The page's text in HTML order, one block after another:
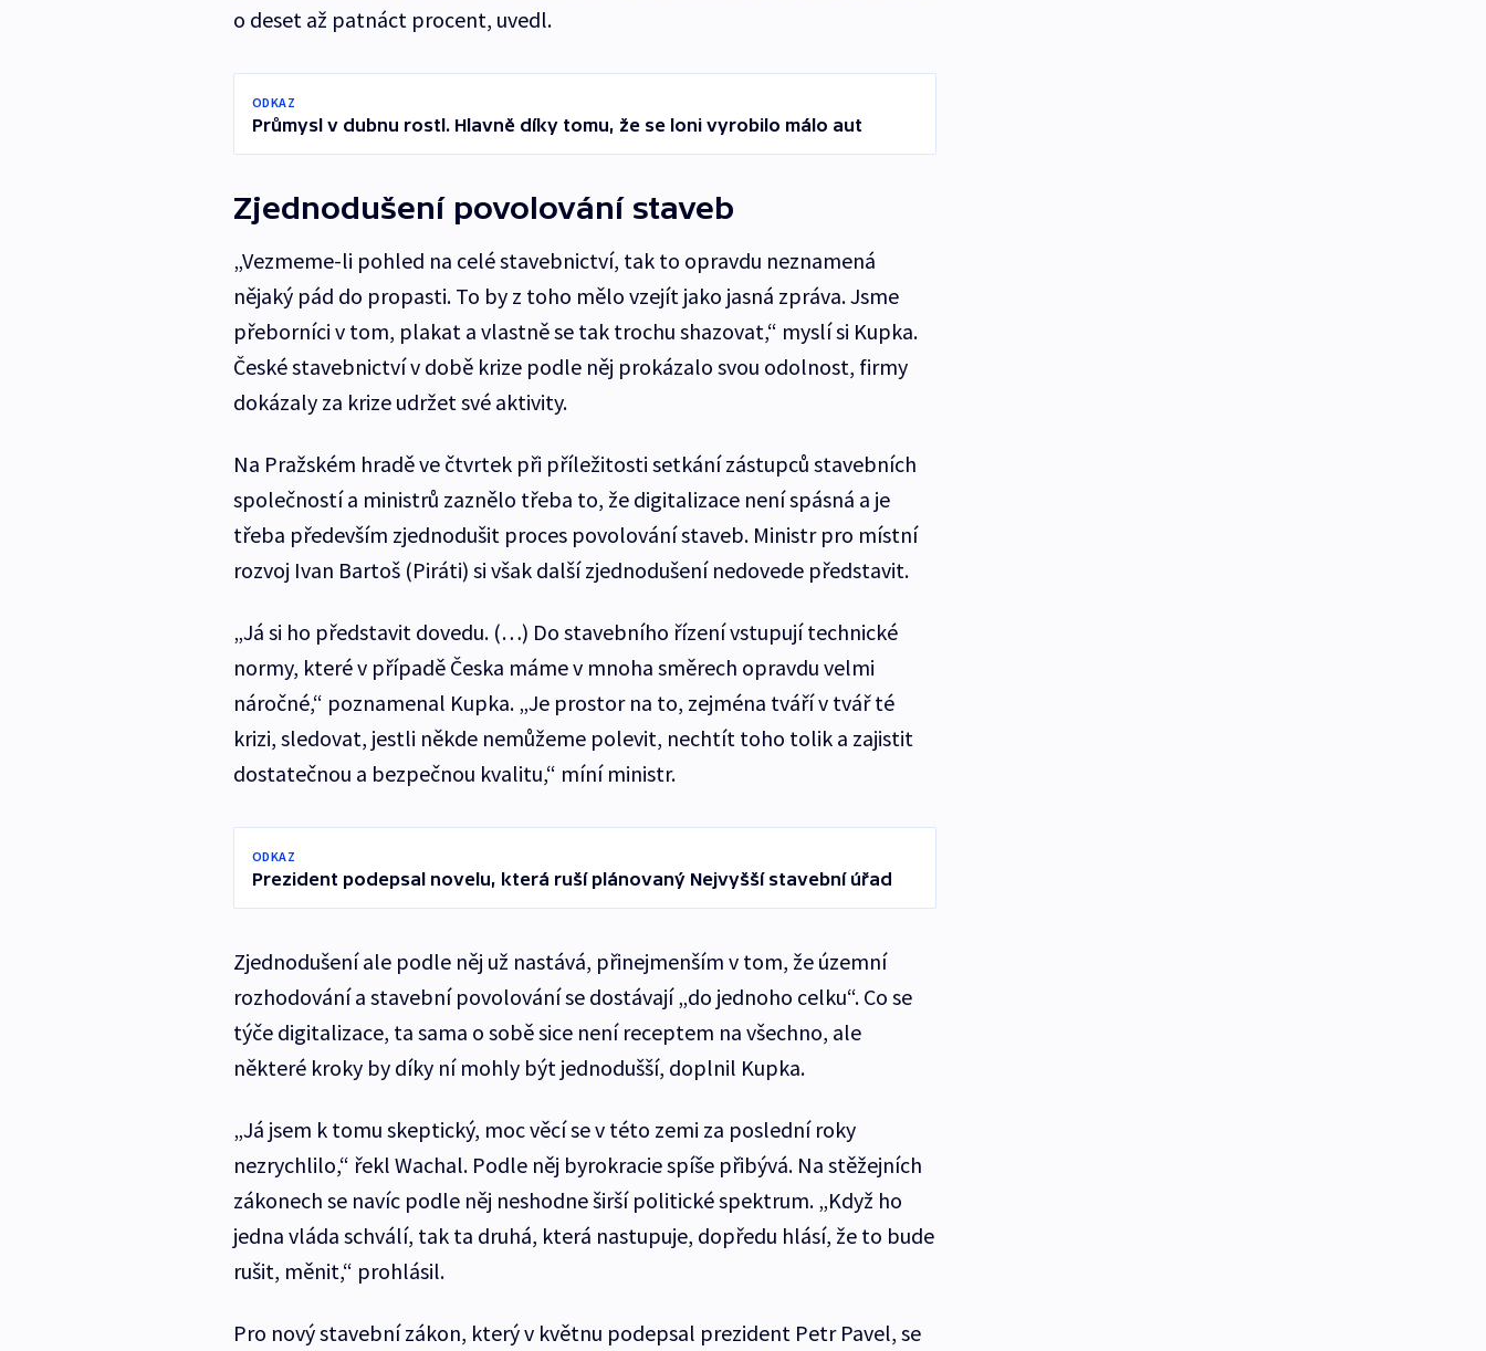
o deset až patnáct procent, uvedl.
ODKAZ
Průmysl v dubnu rostl. Hlavně díky tomu, že se loni vyrobilo málo aut
Zjednodušení povolování staveb
„Vezmeme-li pohled na celé stavebnictví, tak to opravdu neznamená
nějaký pád do propasti. To by z toho mělo vzejít jako jasná zpráva. Jsme
přeborníci v tom, plakat a vlastně se tak trochu shazovat,“ myslí si Kupka.
České stavebnictví v době krize podle něj prokázalo svou odolnost, firmy
dokázaly za krize udržet své aktivity.
Na Pražském hradě ve čtvrtek při příležitosti setkání zástupců stavebních
společností a ministrů zaznělo třeba to, že digitalizace není spásná a je
třeba především zjednodušit proces povolování staveb. Ministr pro místní
rozvoj Ivan Bartoš (Piráti) si však další zjednodušení nedovede představit.
„Já si ho představit dovedu. (…) Do stavebního řízení vstupují technické
normy, které v případě Česka máme v mnoha směrech opravdu velmi
náročné,“ poznamenal Kupka. „Je prostor na to, zejména tváří v tvář té
krizi, sledovat, jestli někde nemůžeme polevit, nechtít toho tolik a zajistit
dostatečnou a bezpečnou kvalitu,“ míní ministr.
ODKAZ
Prezident podepsal novelu, která ruší plánovaný Nejvyšší stavební úřad
Zjednodušení ale podle něj už nastává, přinejmenším v tom, že územní
rozhodování a stavební povolování se dostávají „do jednoho celku“. Co se
týče digitalizace, ta sama o sobě sice není receptem na všechno, ale
některé kroky by díky ní mohly být jednodušší, doplnil Kupka.
„Já jsem k tomu skeptický, moc věcí se v této zemi za poslední roky
nezrychlilo,“ řekl Wachal. Podle něj byrokracie spíše přibývá. Na stěžejních
zákonech se navíc podle něj neshodne širší politické spektrum. „Když ho
jedna vláda schválí, tak ta druhá, která nastupuje, dopředu hlásí, že to bude
rušit, měnit,“ prohlásil.
Pro nový stavební zákon, který v květnu podepsal prezident Petr Pavel, se